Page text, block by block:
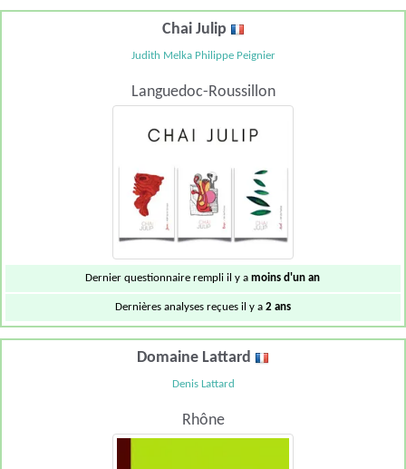
Chai Julip
Judith Melka Philippe Peignier
Languedoc-Roussillon
Dernier questionnaire rempli il y amoins d'un an
Dernières analyses reçues il y a 2 ans
Domaine Lattard
Denis Lattard
Rhône